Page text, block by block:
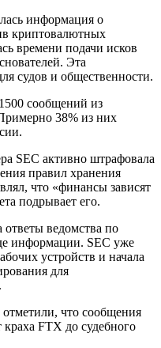
информация о
криптовалютных
времени подачи исков
Эта
судов и общественности.
сообщений из
38% из них
SEC активно штрафовала
правил хранения
что «финансы зависят
подрывает его.
ведомства по
информации. SEC уже
устройств и начала
для
что сообщения
FTX до судебного